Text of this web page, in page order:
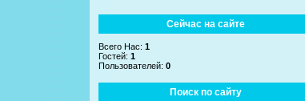
Сейчас на сайте
Всего Нас: 1
Гостей: 1
Пользователей: 0
Поиск по сайту